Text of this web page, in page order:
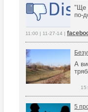
"Ще
по-
11:00 | 11-27-14 |
А
5